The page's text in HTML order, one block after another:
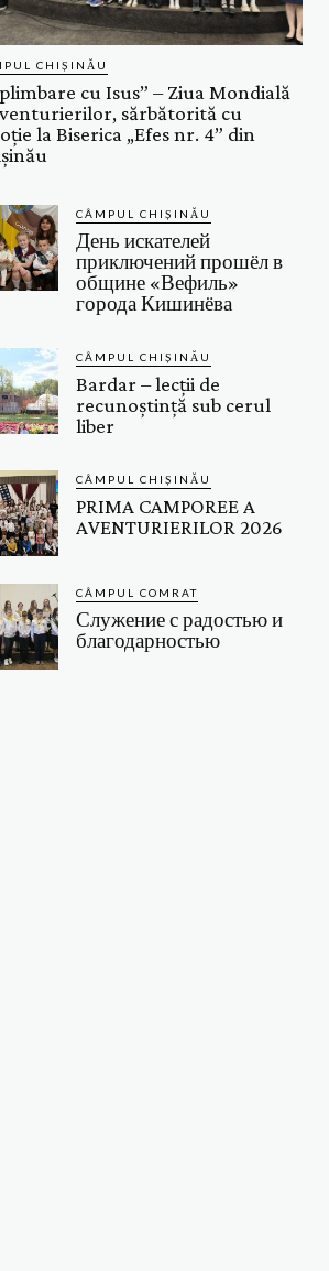
CHIȘINĂU
cu Isus” – Ziua Mondială
sărbătorită cu
la Biserica „Efes nr. 4” din
CÂMPUL CHIȘINĂU
День искателей
приключений прошёл в
общине «Вефиль»
города Кишинёва
CÂMPUL CHIȘINĂU
Bardar – lecții de
recunoștință sub cerul
liber
CÂMPUL CHIȘINĂU
PRIMA CAMPOREE A
AVENTURIERILOR 2026
CÂMPUL COMRAT
Служение с радостью и
благодарностью